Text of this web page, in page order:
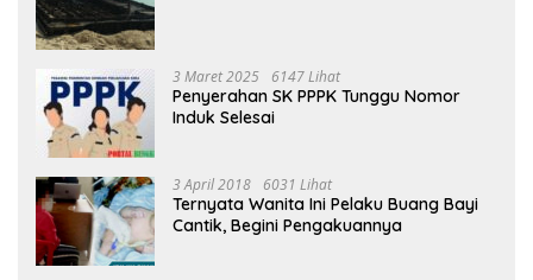
3 Maret 2025 6147 Lihat
Penyerahan SK PPPK Tunggu Nomor
Induk Selesai
3 April 2018 6031 Lihat
Ternyata Wanita Ini Pelaku Buang Bayi
Cantik, Begini Pengakuannya